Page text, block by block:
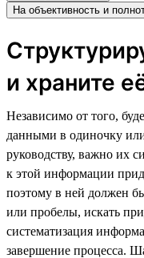
На объективность и
и храните
Независимо от того,
данными в одиночку
руководству, важно их
к этой информации
поэтому в ней должен
или пробелы, искать
систематизация
завершение процесса.